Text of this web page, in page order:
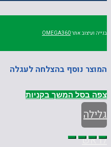
בנייה ועיצוב אתרOMEGA360
המוצר נוסף בהצלחה לעגלה
צפה בסל המשך בקניות
גלילה
לראש